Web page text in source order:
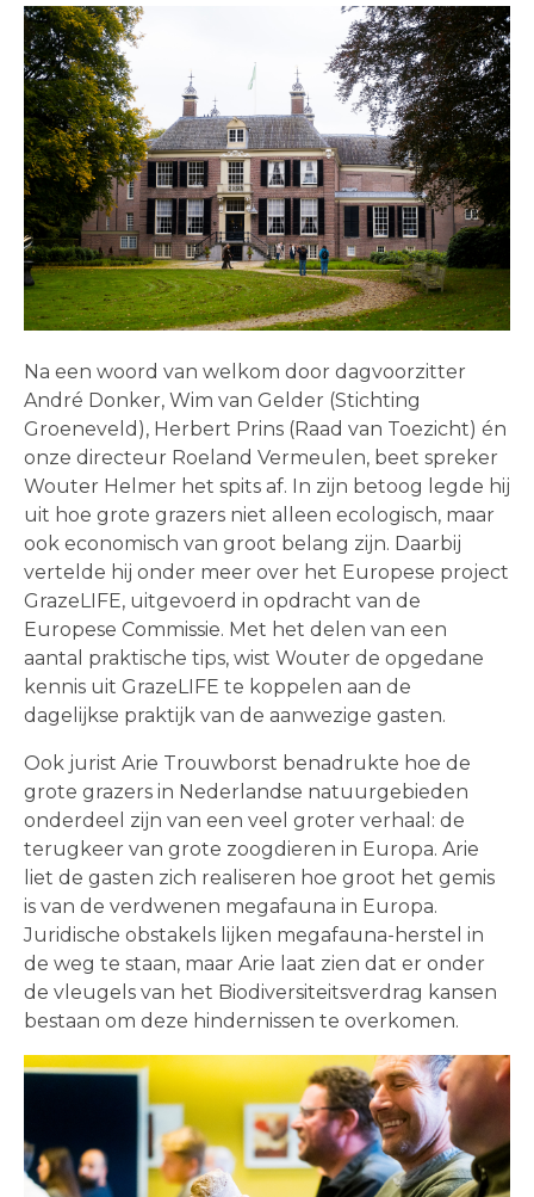
Na een woord van welkom door dagvoorzitter
André Donker, Wim van Gelder (Stichting
Groeneveld), Herbert Prins (Raad van Toezicht) én
onze directeur Roeland Vermeulen, beet spreker
Wouter Helmer het spits af. In zijn betoog legde hij
uit hoe grote grazers niet alleen ecologisch, maar
ook economisch van groot belang zijn. Daarbij
vertelde hij onder meer over het Europese project
GrazeLIFE, uitgevoerd in opdracht van de
Europese Commissie. Met het delen van een
aantal praktische tips, wist Wouter de opgedane
kennis uit GrazeLIFE te koppelen aan de
dagelijkse praktijk van de aanwezige gasten.
Ook jurist Arie Trouwborst benadrukte hoe de
grote grazers in Nederlandse natuurgebieden
onderdeel zijn van een veel groter verhaal: de
terugkeer van grote zoogdieren in Europa. Arie
liet de gasten zich realiseren hoe groot het gemis
is van de verdwenen megafauna in Europa.
Juridische obstakels lijken megafauna-herstel in
de weg te staan, maar Arie laat zien dat er onder
de vleugels van het Biodiversiteitsverdrag kansen
bestaan om deze hindernissen te overkomen.